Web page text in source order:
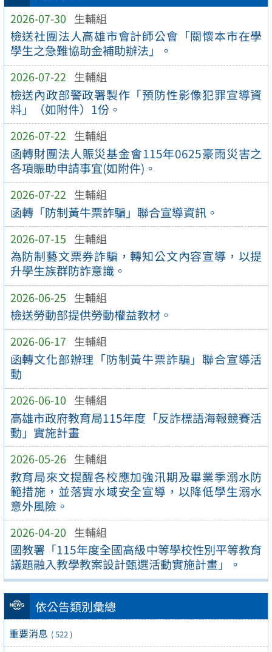
2026-07-30 生輔組
檢送社團法人高雄市會計師公會「關懷本市在學
學生之急難協助金補助辦法」。
2026-07-22 生輔組
檢送內政部警政署製作「預防性影像犯罪宣導資
料」（如附件）1份。
2026-07-22 生輔組
函轉財團法人賑災基金會115年0625豪雨災害之
各項賑助申請事宜(如附件)。
2026-07-22 生輔組
函轉「防制黃牛票詐騙」聯合宣導資訊。
2026-07-15 生輔組
為防制藝文票券詐騙，轉知公文內容宣導，以提
升學生族群防詐意識。
2026-06-25 生輔組
檢送勞動部提供勞動權益教材。
2026-06-17 生輔組
函轉文化部辦理「防制黃牛票詐騙」聯合宣導活
動
2026-06-10 生輔組
高雄市政府教育局115年度「反詐標語海報競賽活
動」實施計畫
2026-05-26 生輔組
教育局來文提醒各校應加強汛期及畢業季溺水防
範措施，並落實水域安全宣導，以降低學生溺水
意外風險。
2026-04-20 生輔組
國教署「115年度全國高級中等學校性別平等教育
議題融入教學教案設計甄選活動實施計畫」。
依公告類別彙總
重要消息 ( 522 )